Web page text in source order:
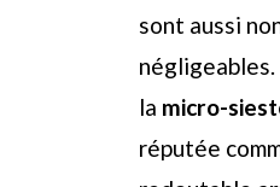
sont aussi
la micro-
réputée